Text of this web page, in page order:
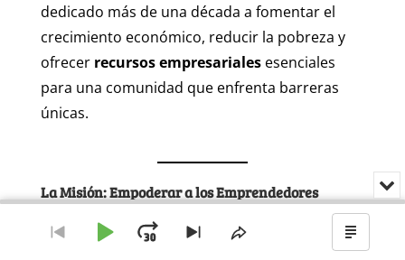
dedicado más de una década a fomentar el
crecimiento económico, reducir la pobreza y
ofrecer recursos empresarialesesenciales
para una comunidad que enfrenta barreras
únicas.
La Misión: Empoderar a los Emprendedores
Latinos
El objetivo de Get in Motion Entrepreneurs
es
Audio
Ir
Reproducir
Avanzar
SaltarCompartir
o